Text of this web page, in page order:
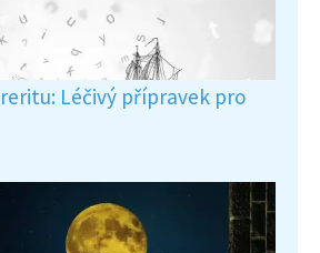
Léčivý přípravek pro